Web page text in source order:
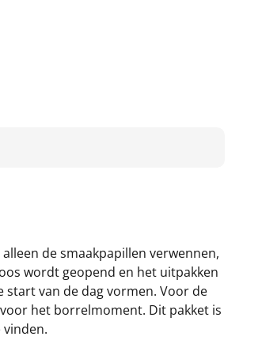
de smaakpapillen verwennen,
wordt geopend en het uitpakken
van de dag vormen. Voor de
het borrelmoment. Dit pakket is